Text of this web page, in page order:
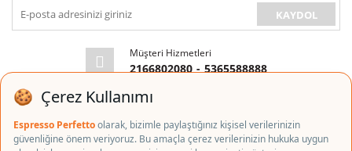
KAYDOL
Müşteri Hizmetleri
2166802080 - 5365588888
E-posta Adresi